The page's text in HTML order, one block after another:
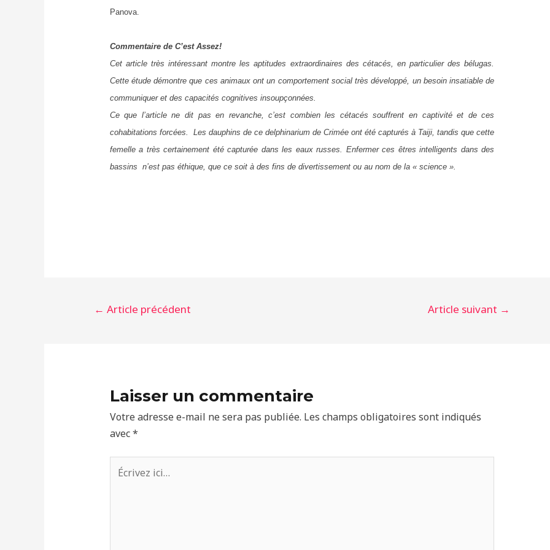
Panova.
Commentaire de C’est Assez!
Cet article très intéressant montre les aptitudes extraordinaires des cétacés, en particulier des bélugas.
Cette étude démontre que ces animaux ont un comportement social très développé, un besoin insatiable de
communiquer et des capacités cognitives insoupçonnées.
Ce que l’article ne dit pas en revanche, c’est combien les cétacés souffrent en captivité et de ces
cohabitations forcées. Les dauphins de ce delphinarium de Crimée ont été capturés à Taiji, tandis que cette
femelle a très certainement été capturée dans les eaux russes. Enfermer ces êtres intelligents dans des
bassins n’est pas éthique, que ce soit à des fins de divertissement ou au nom de la « science ».
Navigation
← Article précédent Article suivant →
Laisser un commentaire
Votre adresse e-mail ne sera pas publiée. Les champs obligatoires sont indiqués
avec*
Écrivez
ici…